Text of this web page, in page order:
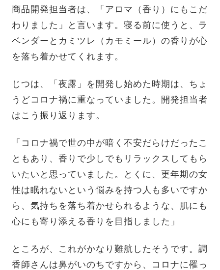
商品開発担当者は、「アロマ（香り）にもこだ
わりました」と言います。寝る前に使うと、ラ
ベンダーとカミツレ（カモミール）の香りが心
を落ち着かせてくれます。
じつは、「夜露」を開発し始めた時期は、ちょ
うどコロナ禍に重なっていました。開発担当者
はこう振り返ります。
「コロナ禍で世の中が暗く不安だらけだったこ
ともあり、香りで少しでもリラックスしてもら
いたいと思っていました。とくに、更年期の女
性は眠れないという悩みを持つ人も多いですか
ら、気持ちを落ち着かせられるような、肌にも
心にも寄り添える香りを目指しました」
ところが、これがかなり難航したそうです。調
香師さんは鼻がいのちですから、コロナに罹っ